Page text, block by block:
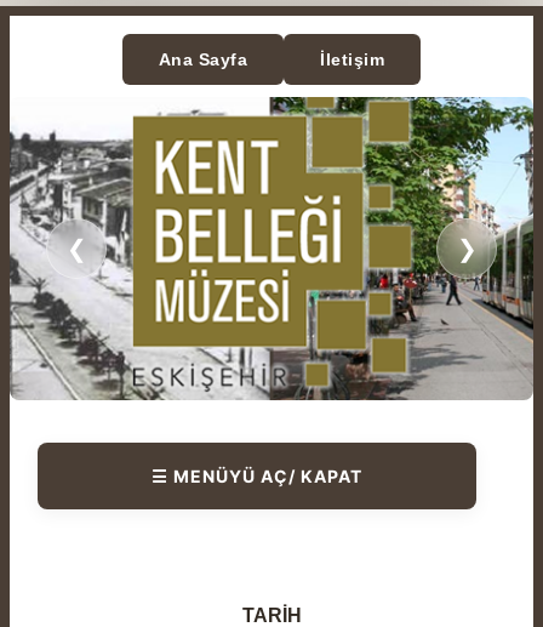
Ana Sayfa İletişim
❮ ❯
TARİH